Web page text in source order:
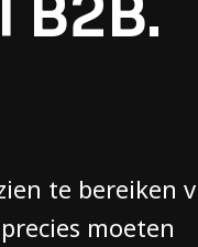
te bereiken
moeten